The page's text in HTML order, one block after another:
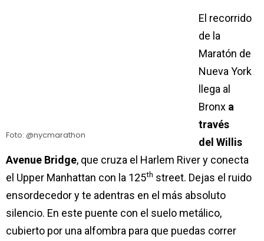
Foto: @nycmarathon
El recorrido
de la
Maratón de
Nueva York
llega al
Bronx a
través
del Willis
Avenue Bridge, que cruza el Harlem River y conecta
el Upper Manhattan con la 125th street. Dejas el ruido
ensordecedor y te adentras en el más absoluto
silencio. En este puente con el suelo metálico,
cubierto por una alfombra para que puedas correr